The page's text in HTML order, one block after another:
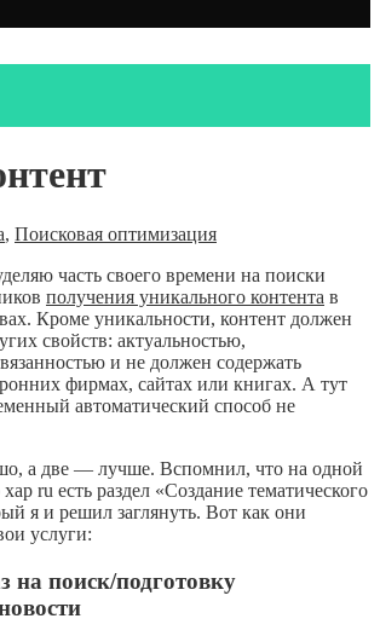
, Поисковая оптимизация
часть своего времени на поиски
получения уникального контента в
Кроме уникальности, контент должен
свойств: актуальностью,
и не должен содержать
фирмах, сайтах или книгах. А тут
автоматический способ не
а две — лучше. Вспомнил, что на одной
ru есть раздел «Создание тематического
я и решил заглянуть. Вот как они
услуги:
на поиск/подготовку